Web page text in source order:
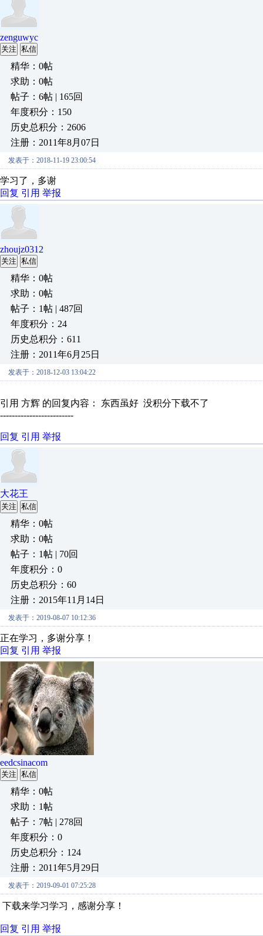
zenguwyc
关注 私信
精华：0帖
求助：0帖
帖子：6帖 | 165回
年度积分：150
历史总积分：2606
注册：2011年8月07日
发表于：2018-11-19 23:00:54
学习了，多谢
回复 引用 举报
zhoujz0312
关注 私信
精华：0帖
求助：0帖
帖子：1帖 | 487回
年度积分：24
历史总积分：611
注册：2011年6月25日
发表于：2018-12-03 13:04:22
引用 方辉 的回复内容： 东西虽好 没积分下载不了
-------------------------
回复 引用 举报
大花王
关注 私信
精华：0帖
求助：0帖
帖子：1帖 | 70回
年度积分：0
历史总积分：60
注册：2015年11月14日
发表于：2019-08-07 10:12:36
正在学习，多谢分享！
回复 引用 举报
eedcsinacom
关注 私信
精华：0帖
求助：1帖
帖子：7帖 | 278回
年度积分：0
历史总积分：124
注册：2011年5月29日
发表于：2019-09-01 07:25:28
下载来学习学习，感谢分享！
回复 引用 举报